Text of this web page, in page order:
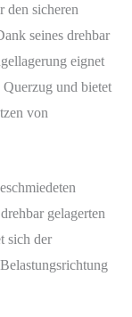
den sicheren
seines drehbar
eignet
und bietet
von
gelagerten
sich der